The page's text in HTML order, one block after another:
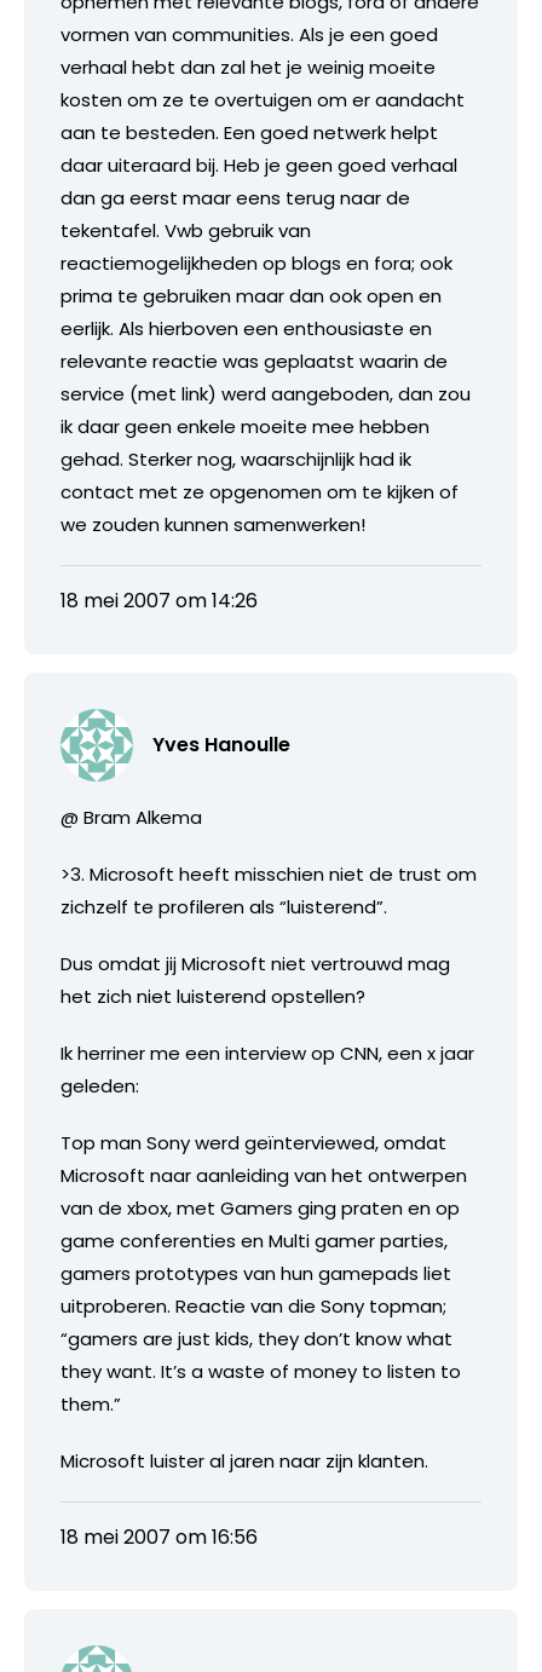
vormen van communities. Als je een goed
verhaal hebt dan zal het je weinig moeite
kosten om ze te overtuigen om er aandacht
aan te besteden. Een goed netwerk helpt
daar uiteraard bij. Heb je geen goed verhaal
dan ga eerst maar eens terug naar de
tekentafel. Vwb gebruik van
reactiemogelijkheden op blogs en fora; ook
prima te gebruiken maar dan ook open en
eerlijk. Als hierboven een enthousiaste en
relevante reactie was geplaatst waarin de
service (met link) werd aangeboden, dan zou
ik daar geen enkele moeite mee hebben
gehad. Sterker nog, waarschijnlijk had ik
contact met ze opgenomen om te kijken of
we zouden kunnen samenwerken!
18 mei 2007 om 14:26
Yves Hanoulle
@ Bram Alkema
>3. Microsoft heeft misschien niet de trust om
zichzelf te profileren als “luisterend”.
Dus omdat jij Microsoft niet vertrouwd mag
het zich niet luisterend opstellen?
Ik herriner me een interview op CNN, een x jaar
geleden:
Top man Sony werd geïnterviewed, omdat
Microsoft naar aanleiding van het ontwerpen
van de xbox, met Gamers ging praten en op
game conferenties en Multi gamer parties,
gamers prototypes van hun gamepads liet
uitproberen. Reactie van die Sony topman;
“gamers are just kids, they don’t know what
they want. It’s a waste of money to listen to
them.”
Microsoft luister al jaren naar zijn klanten.
18 mei 2007 om 16:56